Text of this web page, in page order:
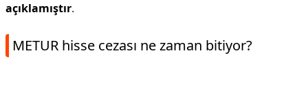
açıklamıştır.
METUR hisse cezası ne zaman bitiyor?